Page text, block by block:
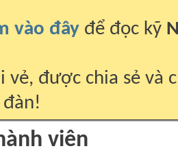
vào đây để đọc kỹ
vẻ, được chia sẻ và
viên